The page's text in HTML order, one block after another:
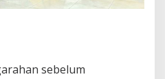
sebelum